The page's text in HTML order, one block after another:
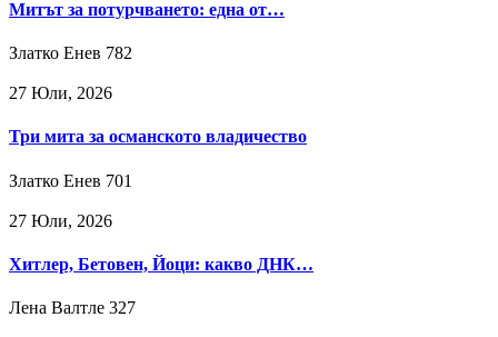
Митът за потурчването: една от…
Златко Енев 782
27 Юли, 2026
Три мита за османското владичество
Златко Енев 701
27 Юли, 2026
Хитлер, Бетовен, Йоци: какво ДНК…
Лена Валтле 327